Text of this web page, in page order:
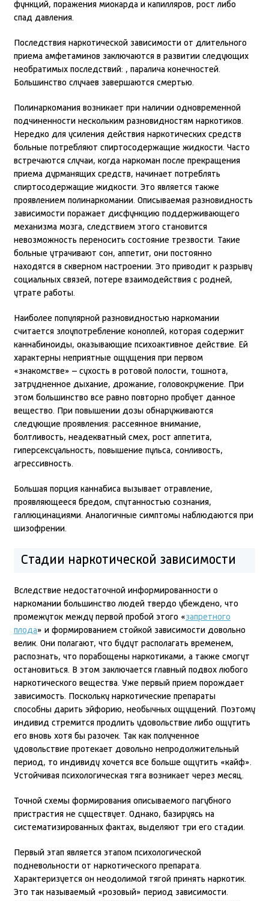
функций, поражения миокарда и капилляров, рост либо
спад давления.
Последствия наркотической зависимости от длительного
приема амфетаминов заключаются в развитии следующих
необратимых последствий: , паралича конечностей.
Большинство случаев завершаются смертью.
Полинаркомания возникает при наличии одновременной
подчиненности нескольким разновидностям наркотиков.
Нередко для усиления действия наркотических средств
больные потребляют спиртосодержащие жидкости. Часто
встречаются случаи, когда наркоман после прекращения
приема дурманящих средств, начинает потреблять
спиртосодержащие жидкости. Это является также
проявлением полинаркомании. Описываемая разновидность
зависимости поражает дисфункцию поддерживающего
механизма мозга, следствием этого становится
невозможность переносить состояние трезвости. Такие
больные утрачивают сон, аппетит, они постоянно
находятся в скверном настроении. Это приводит к разрыву
социальных связей, потере взаимодействия с родней,
утрате работы.
Наиболее популярной разновидностью наркомании
считается злоупотребление коноплей, которая содержит
каннабиноиды, оказывающие психоактивное действие. Ей
характерны неприятные ощущения при первом
«знакомстве» – сухость в ротовой полости, тошнота,
затрудненное дыхание, дрожание, головокружение. При
этом большинство все равно повторно пробует данное
вещество. При повышении дозы обнаруживаются
следующие проявления: рассеянное внимание,
болтливость, неадекватный смех, рост аппетита,
гиперсексуальность, повышение пульса, сонливость,
агрессивность.
Большая порция каннабиса вызывает отравление,
проявляющееся бредом, спутанностью сознания,
галлюцинациями. Аналогичные симптомы наблюдаются при
шизофрении.
Стадии наркотической зависимости
Вследствие недостаточной информированности о
наркомании большинство людей твердо убеждено, что
промежуток между первой пробой этого «запретного
плода» и формированием стойкой зависимости довольно
велик. Они полагают, что будут располагать временем,
распознать, что порабощены наркотиками, а также смогут
остановиться. В этом заключается главный подвох любого
наркотического вещества. Уже первый прием порождает
зависимость. Поскольку наркотические препараты
способны дарить эйфорию, необычных ощущений. Поэтому
индивид стремится продлить удовольствие либо ощутить
его вновь хотя бы разочек. Так как полученное
удовольствие протекает довольно непродолжительный
период, то индивиду хочется все больше ощутить «кайф».
Устойчивая психологическая тяга возникает через месяц.
Точной схемы формирования описываемого пагубного
пристрастия не существует. Однако, базируясь на
систематизированных фактах, выделяют три его стадии.
Первый этап является этапом психологической
подневольности от наркотического препарата.
Характеризуется он неодолимой тягой принять наркотик.
Это так называемый «розовый» период зависимости.